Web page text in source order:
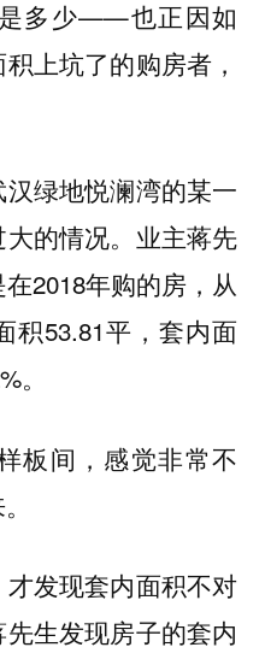
多少——也正因如
上坑了的购房者，
绿地悦澜湾的某一
的情况。业主蒋先
2018年购的房，从
积53.81平，套内面
。
板间，感觉非常不
发现套内面积不对
生发现房子的套内